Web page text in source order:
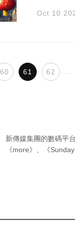
Oct 10
60 61 62 …
新傳媒集團的數碼平
《more》 、 《